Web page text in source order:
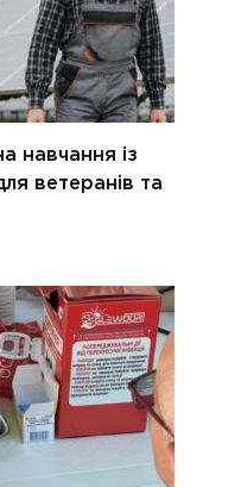
навчання із
ветеранів та